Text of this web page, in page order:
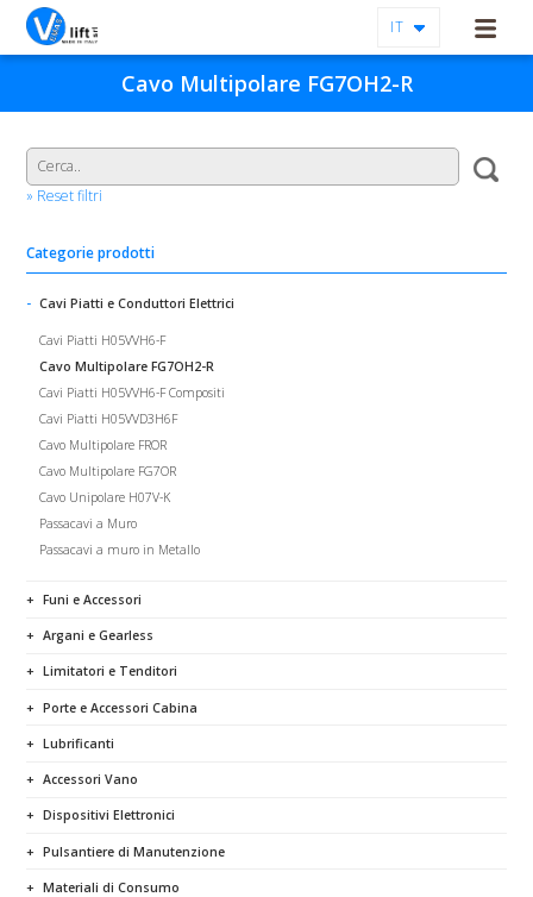
IT
Cavo Multipolare FG7OH2-R
» Reset filtri
Categorie prodotti
Cavi Piatti e Conduttori Elettrici
Cavi Piatti H05VVH6-F
Cavo Multipolare FG7OH2-R
Cavi Piatti H05VVH6-F Compositi
Cavi Piatti H05VVD3H6F
Cavo Multipolare FROR
Cavo Multipolare FG7OR
Cavo Unipolare H07V-K
Passacavi a Muro
Passacavi a muro in Metallo
Funi e Accessori
Argani e Gearless
Limitatori e Tenditori
Porte e Accessori Cabina
Lubrificanti
Accessori Vano
Dispositivi Elettronici
Pulsantiere di Manutenzione
Materiali di Consumo